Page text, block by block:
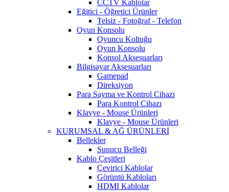
CCTV Kablolar
Eğitici - Öğretici Ürünler
Telsiz - Fotoğraf - Telefon
Oyun Konsolu
Oyuncu Koltuğu
Oyun Konsolu
Konsol Aksesuarları
Bilgisayar Aksesuarları
Gamepad
Direksiyon
Para Sayma ve Kontrol Cihazı
Para Kontrol Cihazı
Klavye - Mouse Ürünleri
Klavye - Mouse Ürünleri
KURUMSAL & AĞ ÜRÜNLERİ
Bellekler
Sunucu Belleği
Kablo Çeşitleri
Çevirici Kablolar
Görüntü Kabloları
HDMI Kablolar